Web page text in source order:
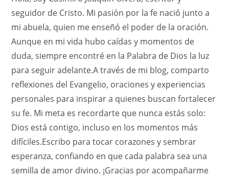
seguidor de Cristo. Mi pasión por la fe nació junto a
mi abuela, quien me enseñó el poder de la oración.
Aunque en mi vida hubo caídas y momentos de
duda, siempre encontré en la Palabra de Dios la luz
para seguir adelante.A través de mi blog, comparto
reflexiones del Evangelio, oraciones y experiencias
personales para inspirar a quienes buscan fortalecer
su fe. Mi meta es recordarte que nunca estás solo:
Dios está contigo, incluso en los momentos más
difíciles.Escribo para tocar corazones y sembrar
esperanza, confiando en que cada palabra sea una
semilla de amor divino. ¡Gracias por acompañarme